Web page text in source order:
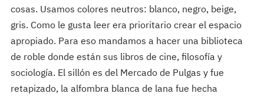
cosas. Usamos colores neutros: blanco, negro, beige,
gris. Como le gusta leer era prioritario crear el espacio
apropiado. Para eso mandamos a hacer una biblioteca
de roble donde están sus libros de cine, filosofía y
sociología. El sillón es del Mercado de Pulgas y fue
retapizado, la alfombra blanca de lana fue hecha